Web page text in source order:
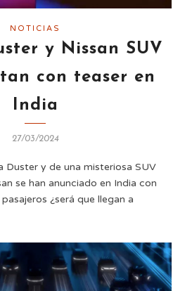
NOTICIAS
y Nissan SUV
con teaser en
India
27/03/2024
Duster y de una misteriosa SUV
se han anunciado en India con
¿será que llegan a